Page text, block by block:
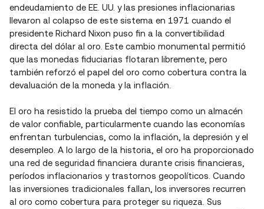
endeudamiento de EE. UU. y las presiones inflacionarias
llevaron al colapso de este sistema en 1971 cuando el
presidente Richard Nixon puso fin a la convertibilidad
directa del dólar al oro. Este cambio monumental permitió
que las monedas fiduciarias flotaran libremente, pero
también reforzó el papel del oro como cobertura contra la
devaluación de la moneda y la inflación.
El oro ha resistido la prueba del tiempo como un almacén
de valor confiable, particularmente cuando las economías
enfrentan turbulencias, como la inflación, la depresión y el
desempleo. A lo largo de la historia, el oro ha proporcionado
una red de seguridad financiera durante crisis financieras,
períodos inflacionarios y trastornos geopolíticos. Cuando
las inversiones tradicionales fallan, los inversores recurren
al oro como cobertura para proteger su riqueza. Sus